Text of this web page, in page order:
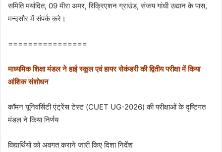
समिति मर्यादित, 09 मीरा अमर, रिक्रिएशन ग्राउंड, संजय गांधी उद्यान के पास,
मन्दसौर में संपर्क करे।
================
माध्यमिक शिक्षा मंडल ने हाई स्कूल एवं हायर सेकंडरी की द्वितीय परीक्षा में किया
आंशिक संशोधन
कॉमन यूनिवर्सिटी एंट्रेंस टेस्ट (CUET UG-2026) की परीक्षाओं के दृष्टिगत
मंडल ने किया निर्णय
विद्यार्थियों को अवगत कराने जारी किए दिशा निर्देश